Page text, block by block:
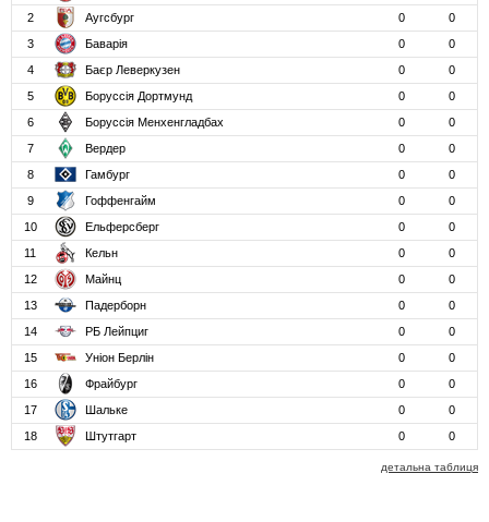
2
Аугсбург 0
0
3
Баварія 0
0
4
Баєр Леверкузен 0
0
5
Боруссія Дортмунд 0
0
6
Боруссія Менхенгладбах 0
0
7
Вердер 0
0
8
Гамбург 0
0
9
Гоффенгайм 0
0
10
Ельферсберг 0
0
11
Кельн 0
0
12
Майнц 0
0
13
Падерборн 0
0
14
РБ Лейпциг 0
0
15
Уніон Берлін 0
0
16
Фрайбург 0
0
17
Шальке 0
0
18
Штутгарт 0 0
детальна таблиця